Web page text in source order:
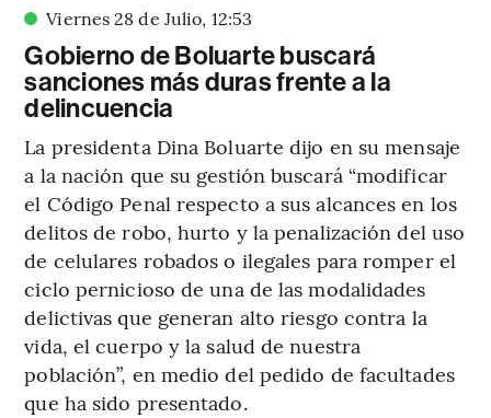
Viernes 28 de Julio, 12:53
Gobierno de Boluarte buscará
sanciones más duras frente a la
delincuencia
La presidenta Dina Boluarte dijo en su mensaje
a la nación que su gestión buscará “modificar
el Código Penal respecto a sus alcances en los
delitos de robo, hurto y la penalización del uso
de celulares robados o ilegales para romper el
ciclo pernicioso de una de las modalidades
delictivas que generan alto riesgo contra la
vida, el cuerpo y la salud de nuestra
población”, en medio del pedido de facultades
que ha sido presentado.